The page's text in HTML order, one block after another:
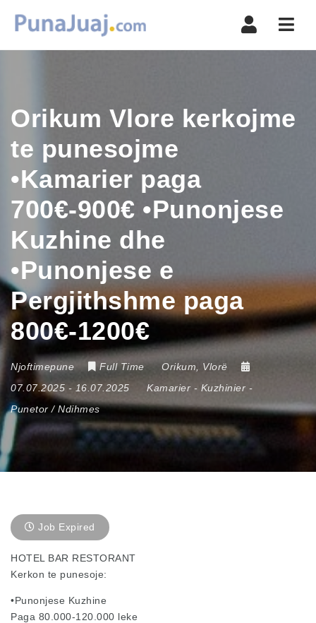
Orikum Vlore kerkojme
te punesojme
•Kamarier paga
700€-900€ •Punonjese
Kuzhine dhe
•Punonjese e
Pergjithshme paga
800€-1200€
Njoftimepune Full Time Orikum
Vlorë
07.07.2025 - 16.07.2025 Kamarier - Kuzhinier -
Punetor / Ndihmes
Job Expired
HOTEL BAR RESTORANT
Kerkon te punesoje:
•Punonjese Kuzhine
Paga 80.000-120.000 leke